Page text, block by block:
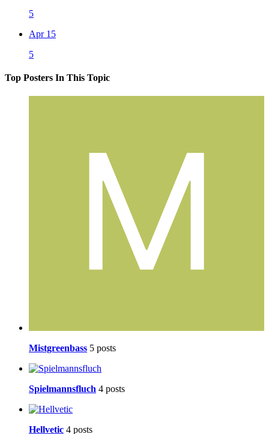
5
Apr 15
5
Top Posters In This Topic
Mistgreenbass 5 posts
Spielmannsfluch 4 posts
Hellvetic 4 posts